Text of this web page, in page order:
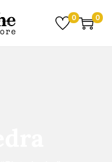
0 0